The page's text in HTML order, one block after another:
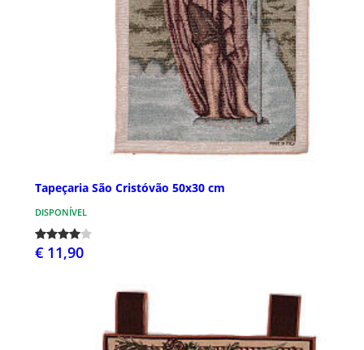
Tapeçaria São Cristóvão 50x30 cm
DISPONÍVEL
€ 11,90